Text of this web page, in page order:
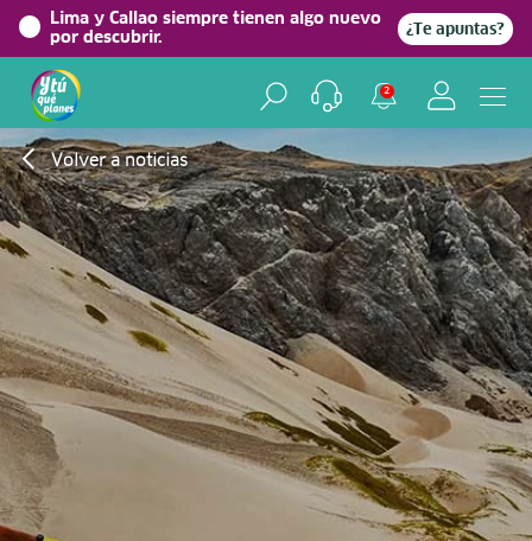
Lima y Callao siempre tienen algo nuevo
por descubrir.
¿Te apuntas?
2
Volver a noticias